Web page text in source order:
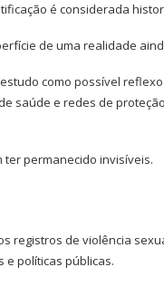
é considerada
de uma realidade
como possível
saúde e redes de
permanecido invisíveis.
registros de violência
políticas públicas.